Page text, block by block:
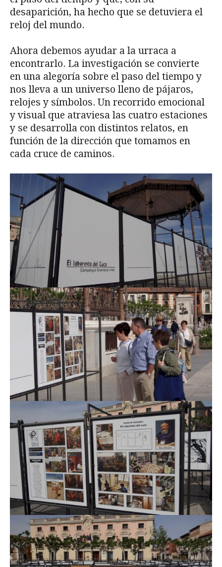
desaparición, ha hecho que se detuviera el
reloj del mundo.
Ahora debemos ayudar a la urraca a
encontrarlo. La investigación se convierte
en una alegoría sobre el paso del tiempo y
nos lleva a un universo lleno de pájaros,
relojes y símbolos. Un recorrido emocional
y visual que atraviesa las cuatro estaciones
y se desarrolla con distintos relatos, en
función de la dirección que tomamos en
cada cruce de caminos.